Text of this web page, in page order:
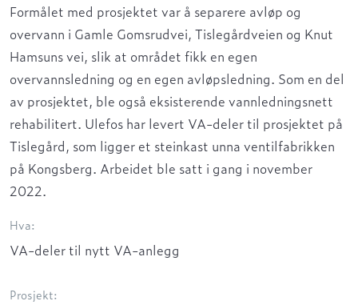
Formålet med prosjektet var å separere avløp og
overvann i Gamle Gomsrudvei, Tislegårdveien og Knut
Hamsuns vei, slik at området fikk en egen
overvannsledning og en egen avløpsledning. Som en del
av prosjektet, ble også eksisterende vannledningsnett
rehabilitert. Ulefos har levert VA-delertil prosjektet på
Tislegård, som ligger et steinkast unna ventilfabrikken
på Kongsberg. Arbeidet ble satt i gang i november
2022.
Hva:
VA-deler til nytt VA-anlegg
Prosjekt: